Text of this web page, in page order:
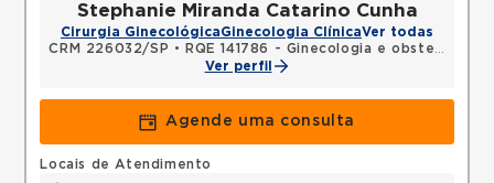
Stephanie Miranda Catarino Cunha
Cirurgia GinecológicaGinecologia ClínicaVer todas
CRM 226032/SP •
RQE 141786 - Ginecologia e obstetrícia
Ver perfil
Agende uma consulta
Locais de Atendimento